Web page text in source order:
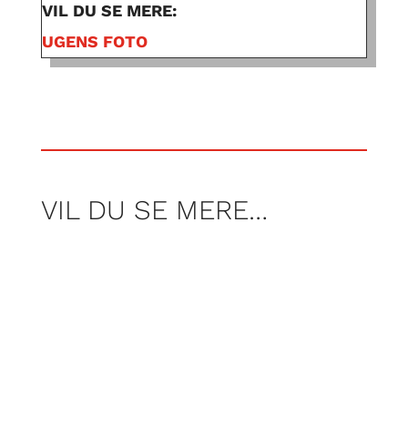
VIL DU SE MERE:
UGENS FOTO
VIL DU SE MERE…